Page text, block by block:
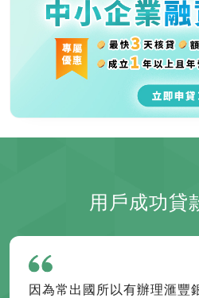
用戶成功貸
因為常出國所以有辦理滙豐